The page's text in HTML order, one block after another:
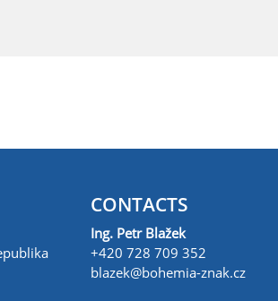
CONTACTS
Ing. Petr Blažek
+420 728 709 352
blazek@bohemia-znak.cz